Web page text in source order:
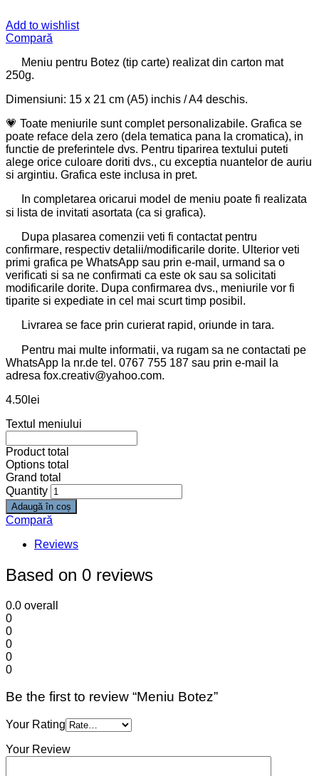
Add to wishlist
Compară
Meniu pentru Botez (tip carte) realizat din carton mat
250g.
Dimensiuni: 15 x 21 cm (A5) inchis / A4 deschis.
💗 Toate meniurile sunt complet personalizabile. Grafica se
poate reface dela zero (dela tematica pana la cromatica), in
functie de preferintele dvs. Pentru tiparirea textului puteti
alege orice culoare doriti dvs., cu exceptia nuantelor de auriu
si argintiu. Grafica este inclusa in pret.
In completarea oricarui model de meniu poate fi realizata
si lista de invitati asortata (ca si grafica).
Dupa plasarea comenzii veti fi contactat pentru
confirmare, respectiv detalii/modificarile dorite. Ulterior veti
primi grafica pe WhatsApp sau prin e-mail, urmand sa o
verificati si sa ne confirmati ca este ok sau sa solicitati
modificarile dorite. Dupa confirmarea dvs., meniurile vor fi
tiparite si expediate in cel mai scurt timp posibil.
Livrarea se face prin curierat rapid, oriunde in tara.
Pentru mai multe informatii, va rugam sa ne contactati pe
WhatsApp la nr.de tel. 0767 755 187 sau prin e-mail la
adresa fox.creativ@yahoo.com.
4.50 lei
Textul meniului
Product total
Options total
Grand total
Quantity
Adaugă în coș
Compară
Reviews
Based on 0 reviews
0.0 overall
0
0
0
0
0
Be the first to review “Meniu Botez”
Your Rating
Your Review